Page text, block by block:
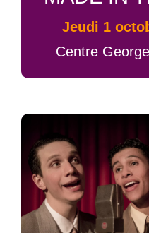
jeudi 1
Centre